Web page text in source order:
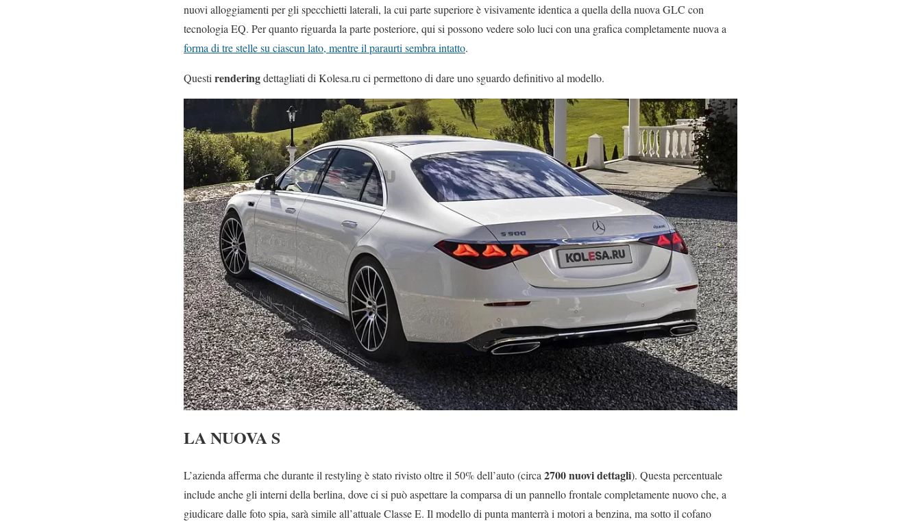
nuovi alloggiamenti per gli specchietti laterali, la cui parte superiore è visivamente identica a quella della nuova GLC con
tecnologia EQ. Per quanto riguarda la parte posteriore, qui si possono vedere solo luci con una grafica completamente nuova a
forma di tre stelle su ciascun lato, mentre il paraurti sembra intatto.
Questi renderingdettagliati di Kolesa.ru ci permettono di dare uno sguardo definitivo al modello.
LA NUOVA S
L’azienda afferma che durante il restyling è stato rivisto oltre il 50% dell’auto (circa2700 nuovi dettagli). Questa percentuale
include anche gli interni della berlina, dove ci si può aspettare la comparsa di un pannello frontale completamente nuovo che, a
giudicare dalle foto spia, sarà simile all’attuale Classe E. Il modello di punta manterrà i motori a benzina, ma sotto il cofano